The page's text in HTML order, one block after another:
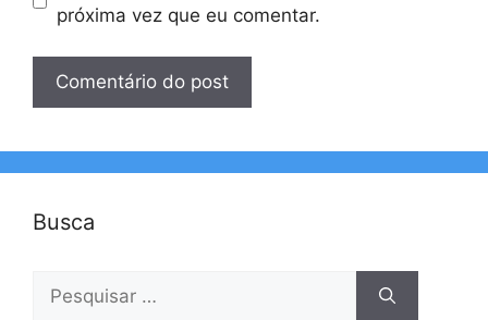
próxima vez que eu comentar.
Busca
Pesquisar